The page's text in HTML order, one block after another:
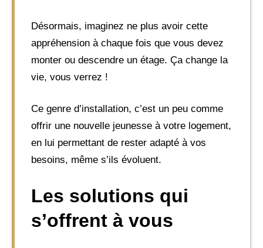
Désormais, imaginez ne plus avoir cette
appréhension à chaque fois que vous devez
monter ou descendre un étage. Ça change la
vie, vous verrez !
Ce genre d’installation, c’est un peu comme
offrir une nouvelle jeunesse à votre logement,
en lui permettant de rester adapté à vos
besoins, même s’ils évoluent.
Les solutions qui
s’offrent à vous